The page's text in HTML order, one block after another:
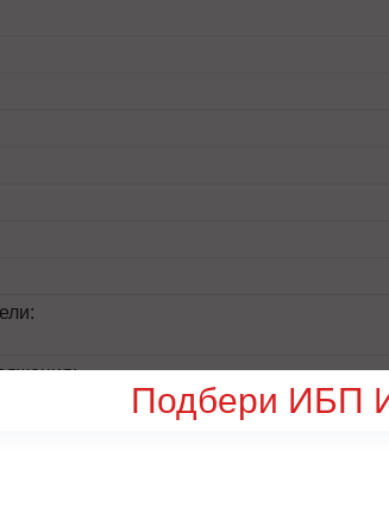
Подбери ИБП